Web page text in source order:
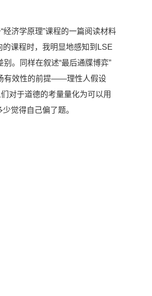
济学原理”课程的一篇阅读材料
课程时，我明显地感知到LSE
。同样在叙述“最后通牒博弈”
有效性的前提——理性人假设
对于道德的考量量化为可以用
觉得自己偏了题。